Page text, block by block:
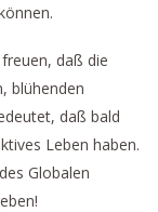
daß die
blühenden
daß bald
Leben haben.
Globalen